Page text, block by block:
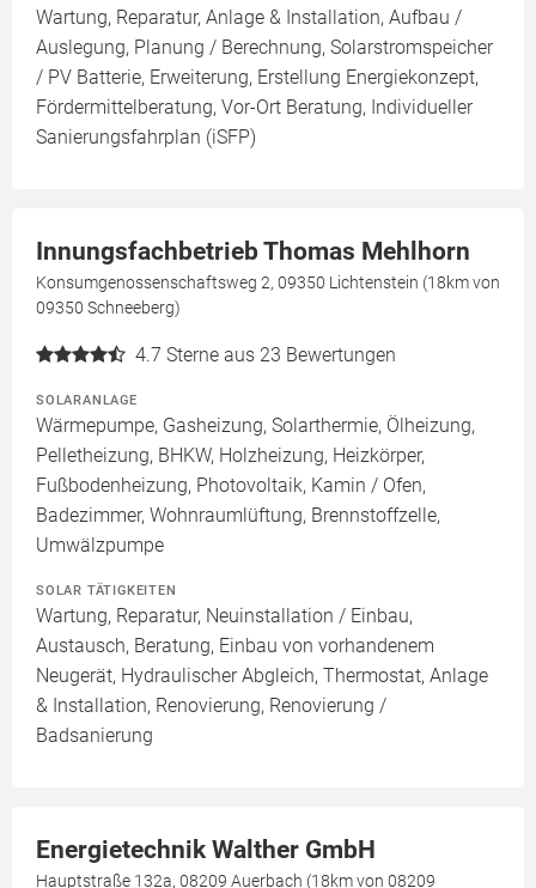
Wartung, Reparatur, Anlage & Installation, Aufbau /
Auslegung, Planung / Berechnung, Solarstromspeicher
/ PV Batterie, Erweiterung, Erstellung Energiekonzept,
Fördermittelberatung, Vor-Ort Beratung, Individueller
Sanierungsfahrplan (iSFP)
Innungsfachbetrieb Thomas Mehlhorn
Konsumgenossenschaftsweg 2, 09350 Lichtenstein (18km von
09350 Schneeberg)
4.7 Sterne aus 23 Bewertungen
SOLARANLAGE
Wärmepumpe, Gasheizung, Solarthermie, Ölheizung,
Pelletheizung, BHKW, Holzheizung, Heizkörper,
Fußbodenheizung, Photovoltaik, Kamin / Ofen,
Badezimmer, Wohnraumlüftung, Brennstoffzelle,
Umwälzpumpe
SOLAR TÄTIGKEITEN
Wartung, Reparatur, Neuinstallation / Einbau,
Austausch, Beratung, Einbau von vorhandenem
Neugerät, Hydraulischer Abgleich, Thermostat, Anlage
& Installation, Renovierung, Renovierung /
Badsanierung
Energietechnik Walther GmbH
Hauptstraße 132a, 08209 Auerbach (18km von 08209